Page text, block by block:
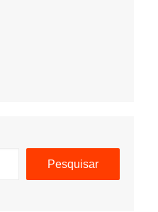
Pesquisar